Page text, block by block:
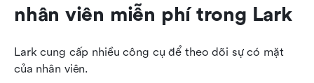
nhân viên miễn phí trong Lark
Lark cung cấp nhiều công cụ để theo dõi sự có mặt
của nhân viên.